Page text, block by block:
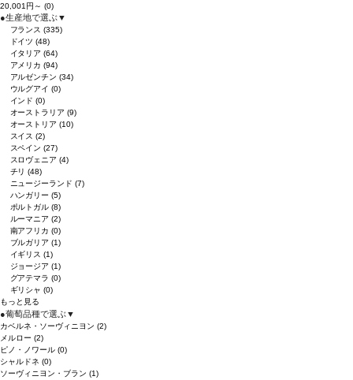
20,001円～ (0)
●生産地で選ぶ▼
フランス(335)
ドイツ(48)
イタリア(64)
アメリカ(94)
アルゼンチン(34)
ウルグアイ(0)
インド(0)
オーストラリア(9)
オーストリア(10)
スイス(2)
スペイン(27)
スロヴェニア(4)
チリ(48)
ニュージーランド(7)
ハンガリー(5)
ポルトガル(8)
ルーマニア(2)
南アフリカ(0)
ブルガリア(1)
イギリス(1)
ジョージア(1)
グアテマラ(0)
ギリシャ(0)
もっと見る
●葡萄品種で選ぶ▼
カベルネ・ソーヴィニヨン (2)
メルロー (2)
ピノ・ノワール (0)
シャルドネ (0)
ソーヴィニヨン・ブラン (1)